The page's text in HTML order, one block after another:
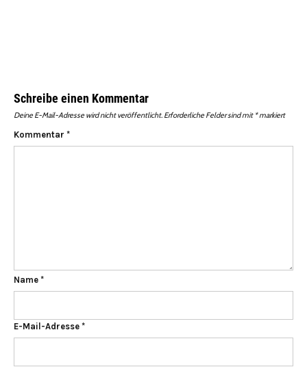
Schreibe einen Kommentar
Deine E-Mail-Adresse wird nicht veröffentlicht. Erforderliche Felder sind mit *markiert
Kommentar *
Name *
E-Mail-Adresse *